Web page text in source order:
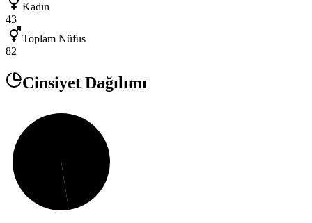
Kadın
43
Toplam Nüfus
82
Cinsiyet Dağılımı